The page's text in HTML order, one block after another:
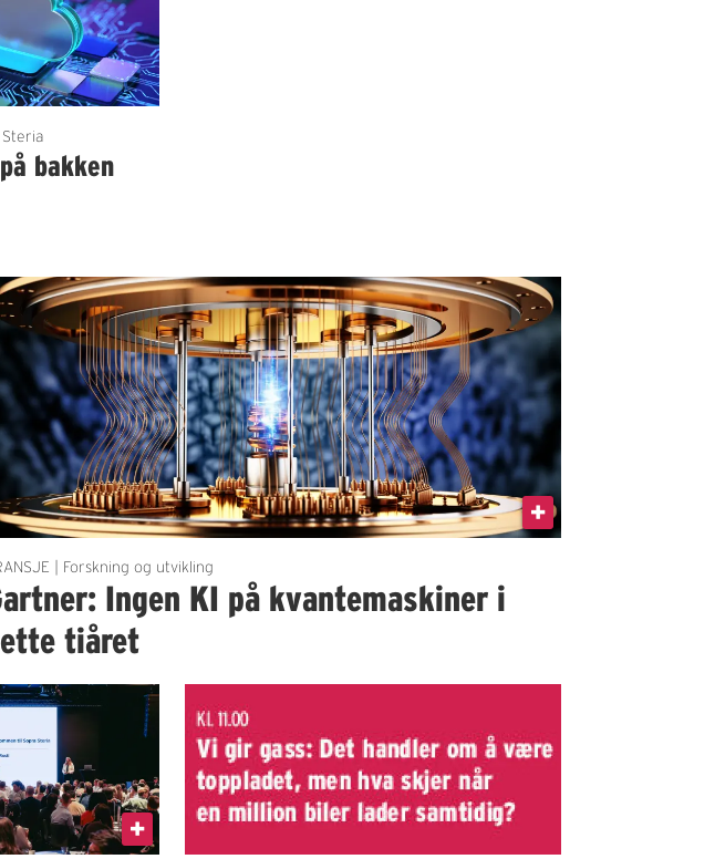
Steria
bakken
| Forskning og utvikling
Ingen KI på kvantemaskiner i
tiåret